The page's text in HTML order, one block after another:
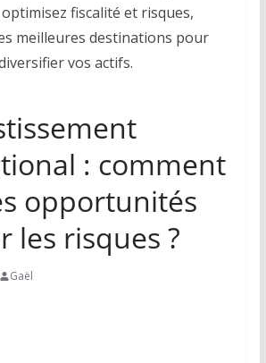
: comment
opportunités
les risques ?
Gaël